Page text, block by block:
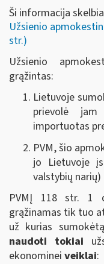
Ši informacija
Užsienio
str.)
Užsienio
grąžintas:
Lietuvoje
prievolė
importuotas
PVM, šio
jo Lietuvoje
valstybių narių)
PVMĮ 118 str. 1
grąžinamas tik tuo
už kurias
naudoti tokiai
ekonominei veiklai: